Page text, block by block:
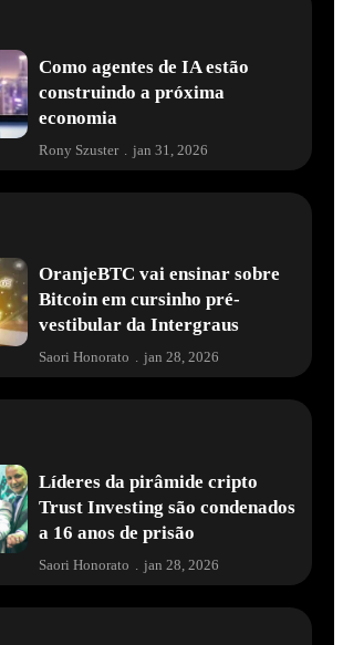
Como agentes de IA estão
construindo a próxima
economia
Rony Szuster jan 31, 2026
OranjeBTC vai ensinar sobre
Bitcoin em cursinho pré-
vestibular da Intergraus
Saori Honorato . jan 28, 2026
Líderes da pirâmide cripto
Trust Investing são condenados
a 16 anos de prisão
Saori Honorato . jan 28, 2026